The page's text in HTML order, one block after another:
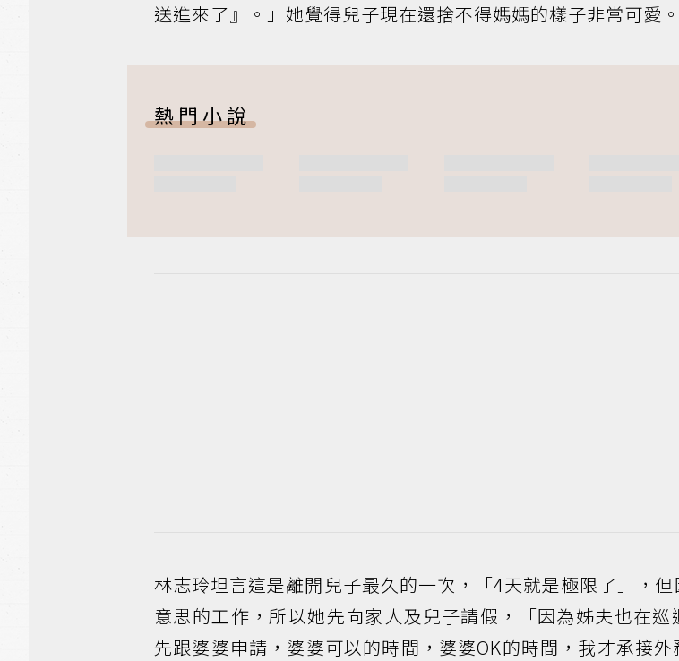
送進來了』。」她覺得兒子現在還捨不得媽媽的樣子非常可愛。
熱門小說
林志玲坦言這是離開兒子最久的一次，「4天就是極限了」，
意思的工作，所以她先向家人及兒子請假，「因為姊夫也在
先跟婆婆申請，婆婆可以的時間，婆婆OK的時間，我才承接